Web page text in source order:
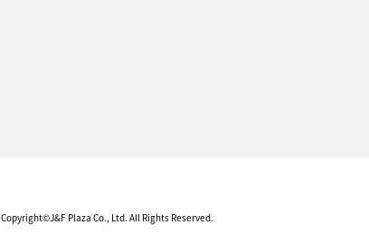
Copyright©J&F Plaza Co., Ltd. All Rights Reserved.